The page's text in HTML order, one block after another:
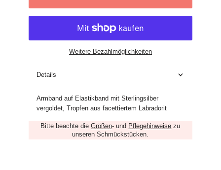
Weitere Bezahlmöglichkeiten
Details
Armband auf Elastikband mit Sterlingsilber
vergoldet, Tropfen aus facettiertem Labradorit
Bitte beachte dieGrößen- und Pflegehinweise zu
unseren Schmückstücken.